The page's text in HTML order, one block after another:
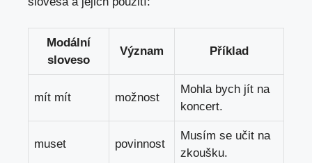
Modální
‍sloveso
Význam Příklad
mít ​mít možnost
Mohla bych jít ​na
koncert.
muset povinnost
Musím se učit⁤ na
⁣zkoušku.